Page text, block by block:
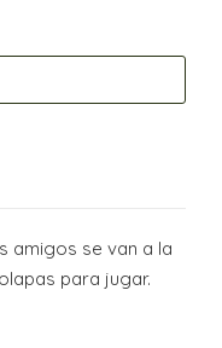
amigos se van a la
para jugar.